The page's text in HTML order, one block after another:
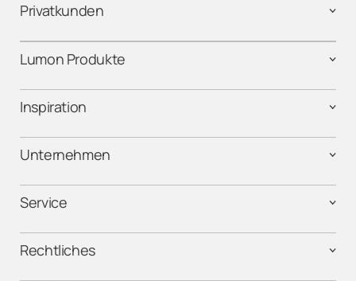
Privatkunden
Lumon Produkte
Inspiration
Unternehmen
Service
Rechtliches